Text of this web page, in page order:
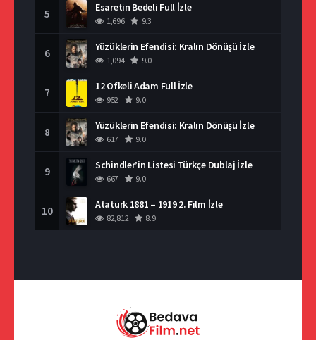
5 Esaretin Bedeli Full İzle
1,696 9.3
6 Yüzüklerin Efendisi: Kralın Dönüşü İzle
1,094 9.0
7 12 Öfkeli Adam Full İzle
952 9.0
8 Yüzüklerin Efendisi: Kralın Dönüşü İzle
617 9.0
9 Schindler’in Listesi Türkçe Dublaj İzle
667 9.0
10 Atatürk 1881 – 1919 2. Film İzle
82,812 8.9